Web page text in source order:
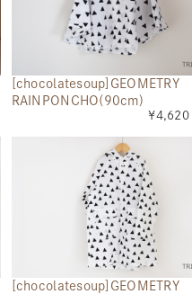
[chocolatesoup]GEOMETRY
RAINPONCHO(90cm)
¥4,620
[chocolatesoup]GEOMETRY